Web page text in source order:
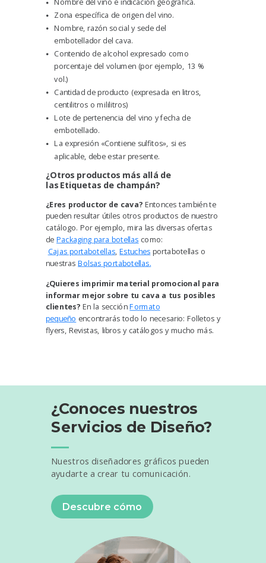
Nombre del vino e indicación geográfica.
Zona específica de origen del vino.
Nombre, razón social y sede del
embotellador del cava.
Contenido de alcohol expresado como
porcentaje del volumen (por ejemplo, 13 %
vol.)
Cantidad de producto (expresada en litros,
centilitros o mililitros)
Lote de pertenencia del vino y fecha de
embotellado.
La expresión «Contiene sulfitos», si es
aplicable, debe estar presente.
¿Otros productos más allá de
las Etiquetas de champán?
¿Eres productor de cava? Entonces también te
pueden resultar útiles otros productos de nuestro
catálogo. Por ejemplo, mira las diversas ofertas
de Packaging para botellas como:
Cajas portabotellas ,Estuches portabotellas o
nuestras Bolsas portabotellas.
¿Quieres imprimir material promocional para
informar mejor sobre tu cava a tus posibles
clientes? En la secciónFormato
pequeño encontrarás todo lo necesario: Folletos y
flyers, Revistas, libros y catálogos y mucho más.
Nuestros diseñadores gráficos pueden
ayudarte a crear tu comunicación.
¿Conoces nuestros
Servicios de Diseño?
Descubre cómo